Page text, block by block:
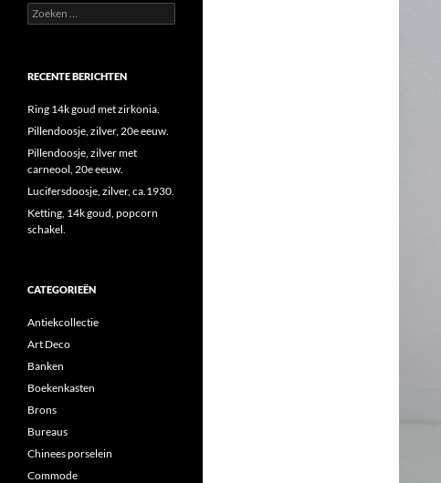
Zoeken
naar:
RECENTE BERICHTEN
Ring 14k goud met zirkonia.
Pillendoosje, zilver, 20e eeuw.
Pillendoosje, zilver met
carneool, 20e eeuw.
Lucifersdoosje, zilver, ca.1930.
Ketting, 14k goud, popcorn
schakel.
CATEGORIEËN
Antiekcollectie
Art Deco
Banken
Boekenkasten
Brons
Bureaus
Chinees porselein
Commode